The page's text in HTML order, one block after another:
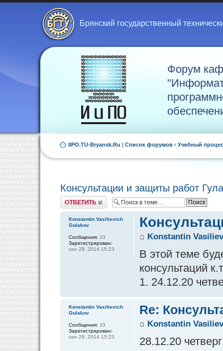
Брянский государственный
Форум
IIPO.TU-Bryansk.Ru | Список форумов ‹ Учебный
Консультации и защиты работ
Ответить
Konstantin
В этой теме
консультаций
1. 24.12.20
Konstantin Vasilievich
Gulakov
Сообщения: 33
Зарегистрирован:
сен 29, 2014 15:23
Re:
Konstantin
28.12.20
Konstantin Vasilievich
Gulakov
Сообщения: 33
Зарегистрирован:
сен 29, 2014 15:23